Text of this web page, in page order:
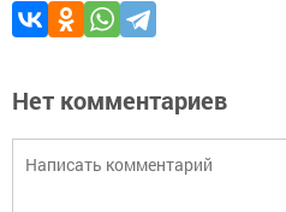
Нет комментариев